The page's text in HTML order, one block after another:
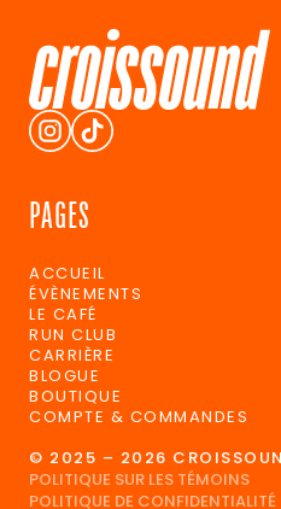
PAGES
ACCUEIL
ÉVÈNEMENTS
LE CAFÉ
RUN CLUB
CARRIÈRE
BLOGUE
BOUTIQUE
COMPTE & COMMANDES
© 2025 – 2026
POLITIQUE SUR LES TÉMOINS
POLITIQUE DE CONFIDENTIALITÉ